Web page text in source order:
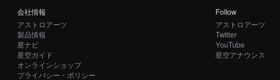
会社情報
アストロアーツ
製品情報
星ナビ
星空ガイド
オンラインショップ
プライバシー・ポリシー
Follow
アストロアーツ
Twitter
YouTube
星空アナウンス